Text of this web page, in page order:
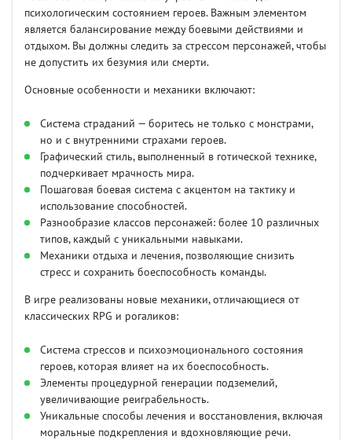
психологическим состоянием героев. Важным элементом
является балансирование между боевыми действиями и
отдыхом. Вы должны следить за стрессом персонажей, чтобы
не допустить их безумия или смерти.
Основные особенности и механики включают:
Система страданий — боритесь не только с монстрами,
но и с внутренними страхами героев.
Графический стиль, выполненный в готической технике,
подчеркивает мрачность мира.
Пошаговая боевая система с акцентом на тактику и
использование способностей.
Разнообразие классов персонажей: более 10 различных
типов, каждый с уникальными навыками.
Механики отдыха и лечения, позволяющие снизить
стресс и сохранить боеспособность команды.
В игре реализованы новые механики, отличающиеся от
классических RPG и рогаликов:
Система стрессов и психоэмоционального состояния
героев, которая влияет на их боеспособность.
Элементы процедурной генерации подземелий,
увеличивающие реиграбельность.
Уникальные способы лечения и восстановления, включая
моральные подкрепления и вдохновляющие речи.